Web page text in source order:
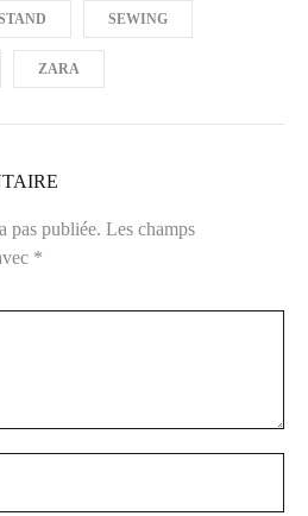
SEWING
ZARA
pas publiée. Les champs
*